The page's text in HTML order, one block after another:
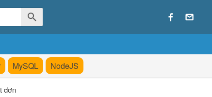
MySQL NodeJS
đơn